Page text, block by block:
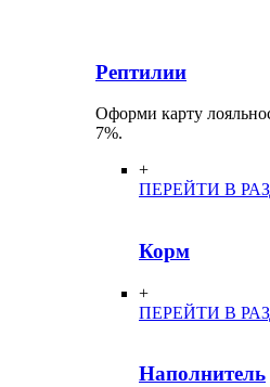
Рептилии
Оформи карту
7%.
+
ПЕРЕЙТИ В
Корм
+
ПЕРЕЙТИ В
Наполнитель